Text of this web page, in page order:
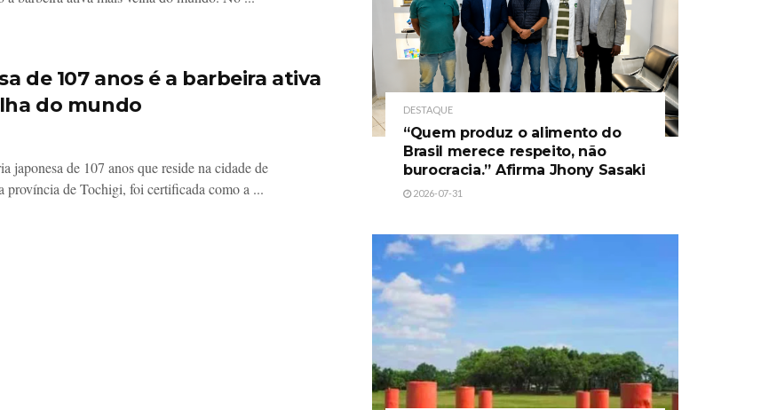
de 107 anos é a barbeira ativa
do mundo
japonesa de 107 anos que reside na cidade de
província de Tochigi, foi certificada como a ...
DESTAQUE
“Quem produz o alimento do
Brasil merece respeito, não
burocracia.” Afirma Jhony Sasaki
2026-07-31